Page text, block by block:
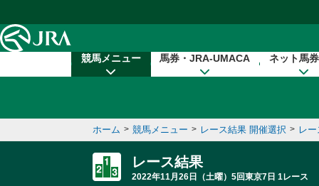
競馬メニュー 馬券・JRA-UMACA ネット馬
ホーム > 競馬メニュー > レース結果 開催選択 > レ
レース結果
2022年11月26日（土曜）5回東京7日 1レース